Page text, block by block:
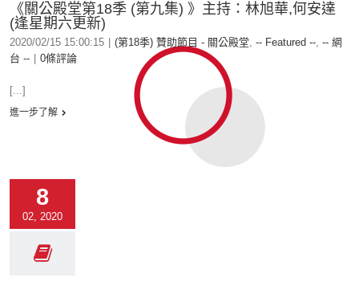
《關公殿堂第18季 (第九集) 》主持：林旭華,何安達
(逢星期六更新)
2020/02/15 15:00:15 (第18季) 贊助節目 - 關公殿堂, -- Featured --, -- 網
台 --
0條評論
[...]
進一步了解
8
02, 2020